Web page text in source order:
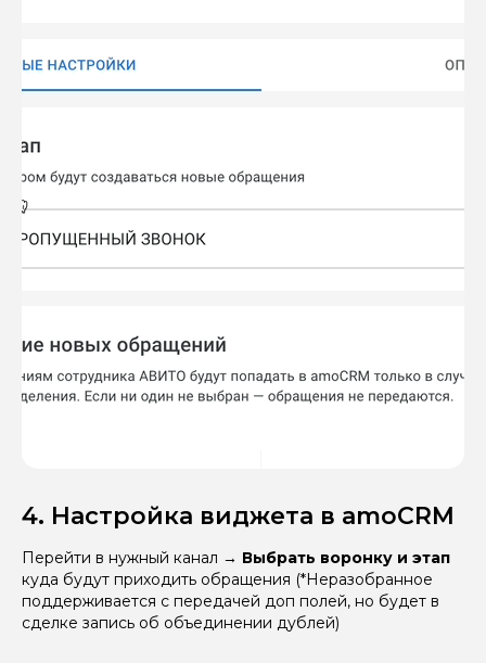
4. Настройка виджета в amoCRM
Перейти в нужный канал → Выбрать воронку и этап
куда будут приходить обращения (*Неразобранное
поддерживается с передачей доп полей, но будет в
сделке запись об объединении дублей)